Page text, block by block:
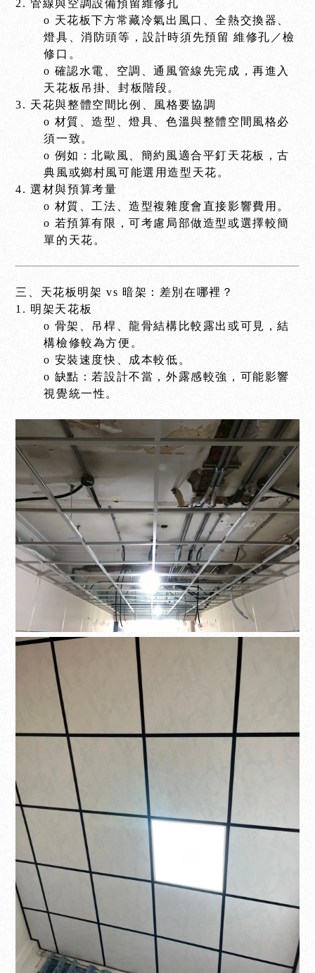
2. 管線與空調設備預留維修孔
o 天花板下方常藏冷氣出風口、全熱交換器、
燈具、消防頭等，設計時須先預留 維修孔／檢
修口。
o 確認水電、空調、通風管線先完成，再進入
天花板吊掛、封板階段。
3. 天花與整體空間比例、風格要協調
o 材質、造型、燈具、色溫與整體空間風格必
須一致。
o 例如：北歐風、簡約風適合平釘天花板，古
典風或鄉村風可能選用造型天花。
4. 選材與預算考量
o 材質、工法、造型複雜度會直接影響費用。
o 若預算有限，可考慮局部做造型或選擇較簡
單的天花。
三、天花板明架 vs 暗架：差別在哪裡？
1. 明架天花板
o 骨架、吊桿、龍骨結構比較露出或可見，結
構檢修較為方便。
o 安裝速度快、成本較低。
o 缺點：若設計不當，外露感較強，可能影響
視覺統一性。